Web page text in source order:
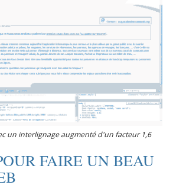
un interlignage augmenté d'un facteur 1,6
FAIRE UN BEAU